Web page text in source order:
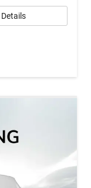
Details